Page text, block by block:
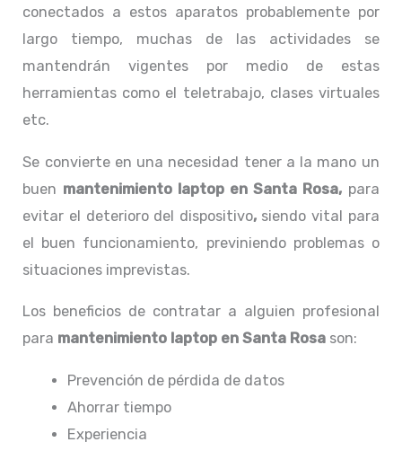
conectados a estos aparatos probablemente por
largo tiempo, muchas de las actividades se
mantendrán vigentes por medio de estas
herramientas como el teletrabajo, clases virtuales
etc.
Se convierte en una necesidad tener a la mano un
buen mantenimiento laptop en Santa Rosa, para
evitar el deterioro del dispositivo, siendo vital para
el buen funcionamiento, previniendo problemas o
situaciones imprevistas.
Los beneficios de contratar a alguien profesional
para mantenimiento laptop en Santa Rosa son:
Prevención de pérdida de datos
Ahorrar tiempo
Experiencia